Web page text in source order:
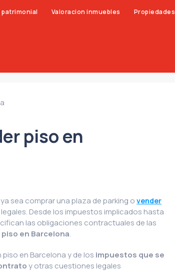
Valoracion inmuebles Propiedades
piso en
sea comprar una plaza de parking o vender
Desde los impuestos implicados hasta
las obligaciones contractuales de las
en Barcelona.
piso en Barcelona y de los impuestos que se
y otras cuestiones legales